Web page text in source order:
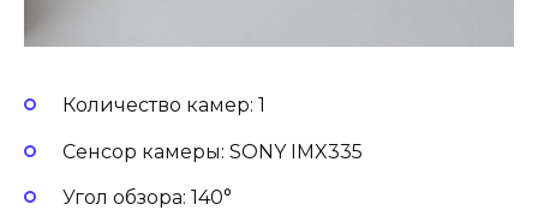
Количество камер: 1
Сенсор камеры: SONY IMX335
Угол обзора: 140°